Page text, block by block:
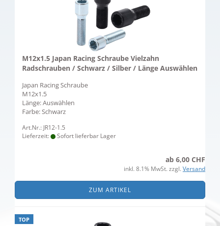
M12x1.5 Japan Racing Schraube Vielzahn
Radschrauben / Schwarz / Silber / Länge Auswählen
Japan Racing Schraube
M12x1.5
Länge: Auswählen
​Farbe: Schwarz
Art.Nr.: JR12-1.5
Lieferzeit:
Sofort lieferbar Lager
ab 6,00 CHF
inkl. 8.1% MwSt. zzgl. Versand
ZUM ARTIKEL
TOP